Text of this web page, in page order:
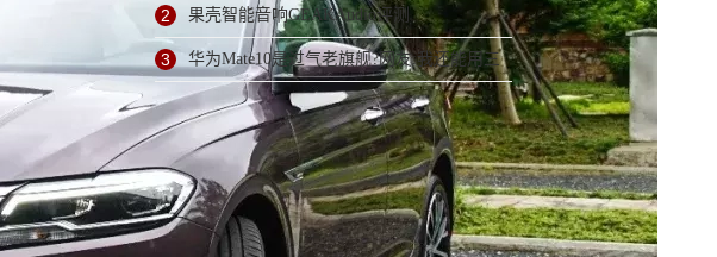
2 果壳智能音响GEAKAudio评测
3 华为Mate10是过气老旗舰?网友:我还能用三